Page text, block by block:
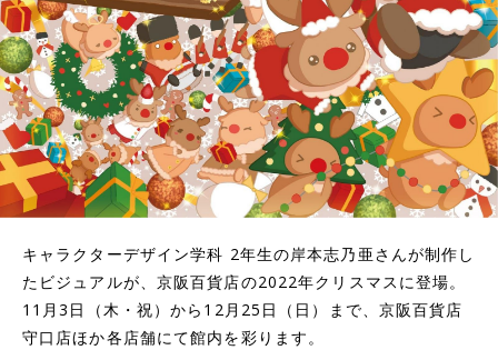
キャラクターデザイン学科 2年生の岸本志乃亜さんが制作し
たビジュアルが、京阪百貨店の2022年クリスマスに登場。
11月3日（木・祝）から12月25日（日）まで、京阪百貨店
守口店ほか各店舗にて館内を彩ります。